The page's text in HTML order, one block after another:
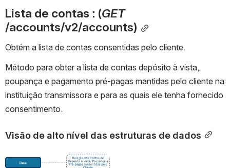
Lista de contas : (
GET
/accounts/v2/accounts)
Obtém a lista de contas consentidas pelo cliente.
Método para obter a lista de contas depósito à vista,
poupança e pagamento pré-pagas mantidas pelo cliente na
instituição transmissora e para as quais ele tenha fornecido
consentimento.
Visão de alto nível das estruturas de dados
Abrir